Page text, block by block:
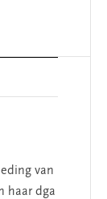
van
haar dga